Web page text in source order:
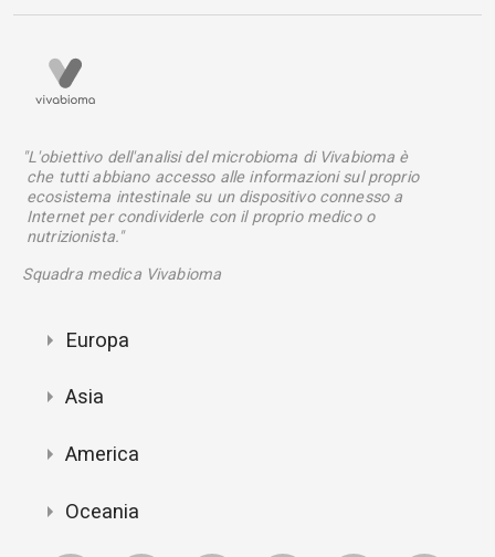
"L'obiettivo dell'analisi del microbioma di Vivabioma è
che tutti abbiano accesso alle informazioni sul proprio
ecosistema intestinale su un dispositivo connesso a
Internet per condividerle con il proprio medico o
nutrizionista."
Squadra medica Vivabioma
Europa
Asia
America
Oceania